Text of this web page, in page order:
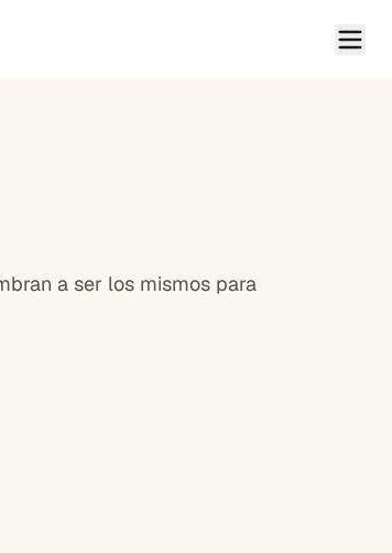
a ser los mismos para